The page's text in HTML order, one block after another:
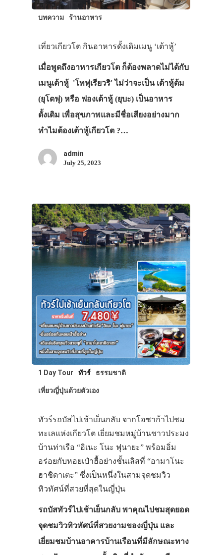
บทความ ร้านอาหาร
เที่ยวเกียวโต กินอาหารดั้งเดิมเมนู ‘เต้าหู้’
เมื่อพูดถึงอาหารเกียวโต ก็ต้องพลาดไม่ได้กับ
เมนูเต้าหู้ 'โทฟุเรียวริ' ไม่ว่าจะเป็น เต้าหู้ต้ม
(ยุโดฟุ) หรือ ฟองเต้าหู้ (ยุบะ) เป็นอาหาร
ดั้งเดิม เพื่อสุขภาพและมีชื่อเสียงอย่างมาก
ทำไมต้องเต้าหู้เกียวโต ?…
admin
July 25, 2023
1 Day Tour ทัวร์ ธรรมชาติ
เที่ยวญี่ปุ่นด้วยตัวเอง
ทัวร์รถบัสไปเช้าเย็นกลับ จากโอซาก้าไปชม
ทะเลแห่งเกียวโต เยี่ยมชมหมู่บ้านชาวประมง
บ้านท่าเรือ “อิเนะ โนะ ฟุนายะ” พร้อมอิ่ม
อร่อยกับหอยเป๋าฮื้อย่างชั้นเลิสที่ “อามาโนะ
ฮาชิดาเตะ” ซึ่งเป็นหนึ่งในสามจุดชมวิว
ทิวทัศน์ที่สวยที่สุดในญี่ปุ่น
รถบัสทัวร์ไปเช้าเย็นกลับ พาคุณไปชมสุดยอด
จุดชมวิวทิวทัศน์ที่สวยงามของญี่ปุ่น และ
เยี่ยมชมบ้านอาคารบ้านเรือนที่มีลักษณะทาง